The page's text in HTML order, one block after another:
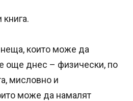
книга.
които може да
още днес – физически, по
мисловно и
може да намалят